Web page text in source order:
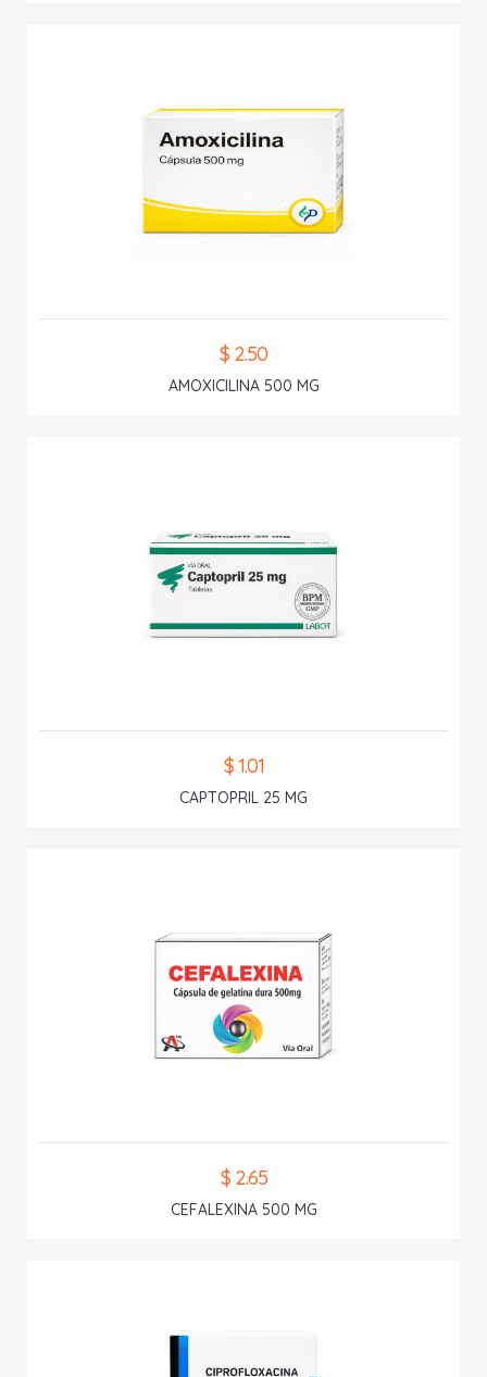
$ 2.50
AMOXICILINA 500 MG
$ 1.01
CAPTOPRIL 25 MG
$ 2.65
CEFALEXINA 500 MG